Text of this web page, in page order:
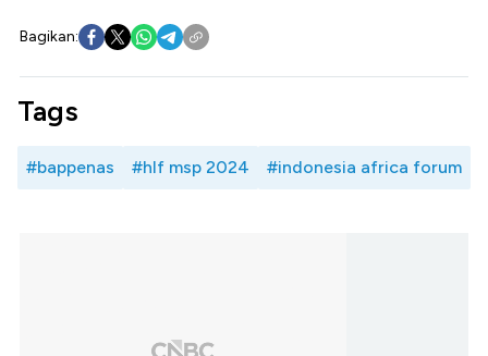
Bagikan:
Tags
#bappenas #hlf msp 2024 #indonesia africa forum